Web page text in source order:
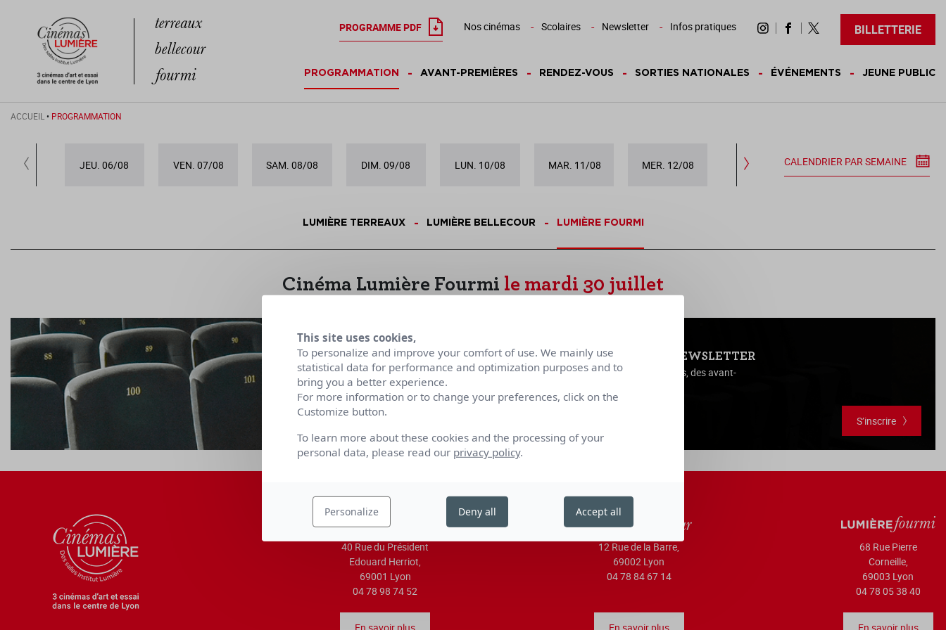
PROGRAMME PDF Nos cinémas Scolaires Newsletter Infos pratiques BILLETTERIE
PROGRAMMATION AVANT-PREMIÈRES RENDEZ-VOUS SORTIES NATIONALES ÉVÉNEMENTS JEUNE PUBLIC
ACCUEIL • PROGRAMMATION
JEU. 06/08 VEN. 07/08 SAM. 08/08 DIM. 09/08 LUN. 10/08 MAR. 11/08 MER. 12/08 JEU. 13/08 VEN. 14/08
CALENDRIER PAR SEMAINE
LUMIÈRE TERREAUX LUMIÈRE BELLECOUR LUMIÈRE FOURMI
Cinéma Lumière Fourmi le mardi 30 juillet
S'ABONNER À NOTRE NEWSLETTER
Être tenu au courant des actualités, des avant-
S’inscrire
40 Rue du Président
Edouard Herriot,
69001 Lyon
04 78 98 74 52
12 Rue de la Barre,
69002 Lyon
04 78 84 67 14
68 Rue Pierre
Corneille,
69003 Lyon
04 78 05 38 40
This site uses cookies,
To personalize and improve your comfort of use. We mainly use
statistical data for performance and optimization purposes and to
bring you a better experience.
For more information or to change your preferences, click on the
Customize button.
To learn more about these cookies and the processing of your
personal data, please read our privacy policy.
Personalize Deny all Accept all